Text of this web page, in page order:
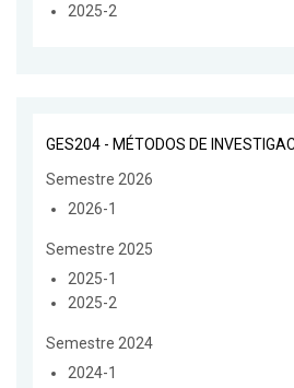
2025-2
GES204 - MÉTODOS DE
Semestre 2026
2026-1
Semestre 2025
2025-1
2025-2
Semestre 2024
2024-1